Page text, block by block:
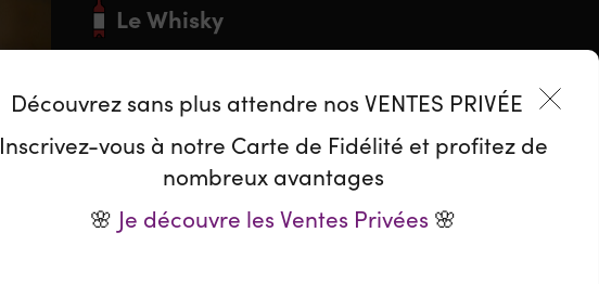
Le Whisky
Classification :Blend
Découvrez sans plus attendre nos VENTES PRIVÉES
Inscrivez-vous à notre Carte de Fidélité et profitez de
nombreux avantages
🌸 Je découvre les Ventes Privées 🌸